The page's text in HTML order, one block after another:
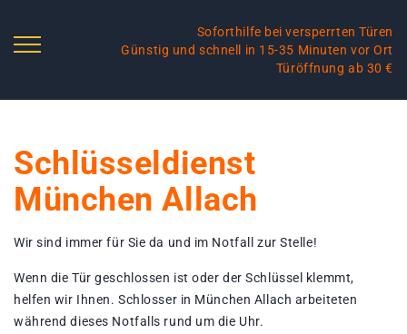
Soforthilfe bei versperrten Türen
Günstig und schnell in 15-35 Minuten vor Ort
Türöffnung ab 30 €
Schlüsseldienst
München Allach
Wir sind immer für Sie da und im Notfall zur Stelle!
Wenn die Tür geschlossen ist oder der Schlüssel klemmt,
helfen wir Ihnen. Schlosser in München Allach arbeiteten
während dieses Notfalls rund um die Uhr.